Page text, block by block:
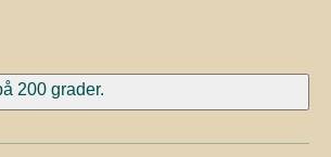
200 grader.